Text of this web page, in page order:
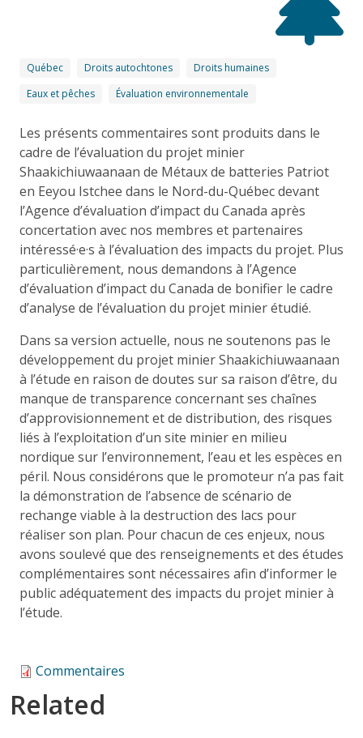
Québec Droits autochtones
Droits humaines
Eaux et pêches
Évaluation environnementale
Les présents commentaires sont produits dans le
cadre de l’évaluation du projet minier
Shaakichiuwaanaan de Métaux de batteries Patriot
en Eeyou Istchee dans le Nord-du-Québec devant
l’Agence d’évaluation d’impact du Canada après
concertation avec nos membres et partenaires
intéressé·e·s à l’évaluation des impacts du projet. Plus
particulièrement, nous demandons à l’Agence
d’évaluation d’impact du Canada de bonifier le cadre
d’analyse de l’évaluation du projet minier étudié.
Dans sa version actuelle, nous ne soutenons pas le
développement du projet minier Shaakichiuwaanaan
à l’étude en raison de doutes sur sa raison d’être, du
manque de transparence concernant ses chaînes
d’approvisionnement et de distribution, des risques
liés à l’exploitation d’un site minier en milieu
nordique sur l’environnement, l’eau et les espèces en
péril. Nous considérons que le promoteur n’a pas fait
la démonstration de l’absence de scénario de
rechange viable à la destruction des lacs pour
réaliser son plan. Pour chacun de ces enjeux, nous
avons soulevé que des renseignements et des études
complémentaires sont nécessaires afin d’informer le
public adéquatement des impacts du projet minier à
l’étude.
Commentaires
Related